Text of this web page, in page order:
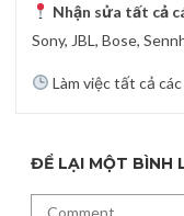
Nhận sửa tất cả
Sony, JBL, Bose,
Làm việc tất cả
ĐỂ LẠI MỘT BÌNH